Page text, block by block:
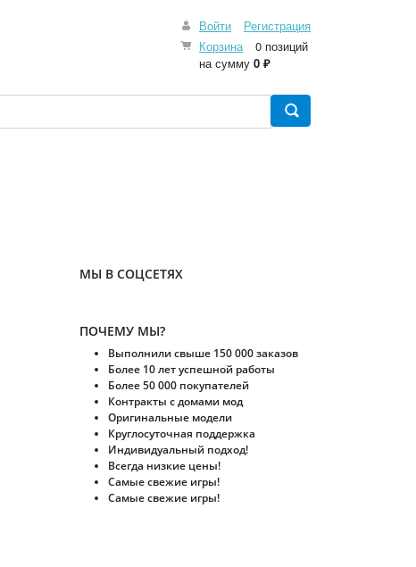
Войти
Регистрация
Корзина
0 позиций
на сумму 0 ₽
МЫ В СОЦСЕТЯХ
ПОЧЕМУ МЫ?
Выполнили свыше 150 000 заказов
Более 10 лет успешной работы
Более 50 000 покупателей
Контракты с домами мод
Оригинальные модели
Круглосуточная поддержка
Индивидуальный подход!
Всегда низкие цены!
Самые свежие игры!
Самые свежие игры!